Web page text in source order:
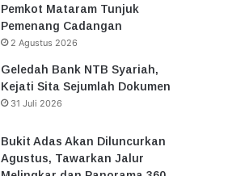
Pemkot Mataram Tunjuk
Pemenang Cadangan
2 Agustus 2026
Geledah Bank NTB Syariah,
Kejati Sita Sejumlah Dokumen
31 Juli 2026
Bukit Adas Akan Diluncurkan
Agustus, Tawarkan Jalur